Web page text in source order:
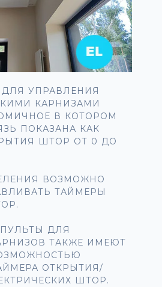
УПРАВЛЕНИЯ
КАРНИЗАМИ
В КОТОРОМ
ПОКАЗАНА КАК
ШТОР ОТ 0 ДО
ВОЗМОЖНО
ТАЙМЕРЫ
ДЛЯ
ТАКЖЕ ИМЕЮТ
ОТКРЫТИЯ/
ШТОР.